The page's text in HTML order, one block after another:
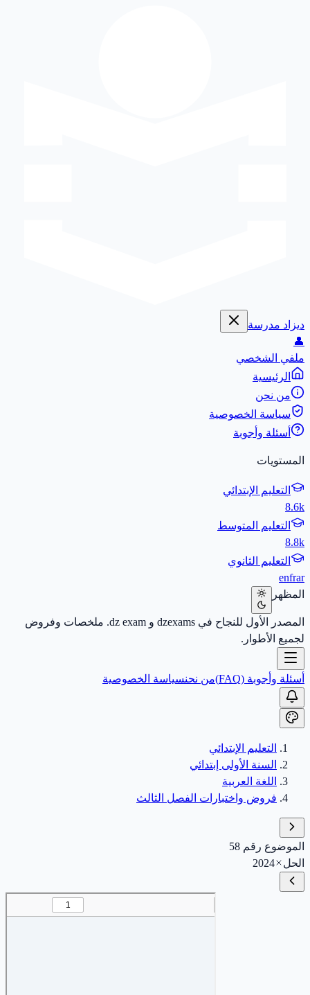
ديزاد مدرسة
👤
ملفي الشخصي
الرئيسية
من نحن
سياسة الخصوصية
أسئلة وأجوبة
المستويات
التعليم الإبتدائي
8.6k
التعليم المتوسط
8.8k
التعليم الثانوي
enfrar
المظهر
المصدر الأول للنجاح في dzexams و dz exam. ملخصات وفروض
لجميع الأطوار.
أسئلة وأجوبة (FAQ) من نحنسياسة الخصوصية
التعليم الإبتدائي
السنة الأولى إبتدائي
اللغة العربية
فروض واختبارات الفصل الثالث
الموضوع رقم 58
الحل
2024